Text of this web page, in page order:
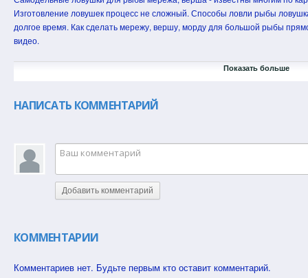
Изготовление ловушек процесс не сложный. Способы ловли рыбы
долгое время. Как сделать мережу, вершу, морду для большой рыбы
видео.
Данная ловушка в размерах показанных в видео, на основании
3-х штук на человека для личного (любительского) использования,
#Ориентирование #Выживание
Показать больше
НАПИСАТЬ КОММЕНТАРИЙ
Добавить комментарий
КОММЕНТАРИИ
Комментариев нет. Будьте первым кто оставит комментарий.